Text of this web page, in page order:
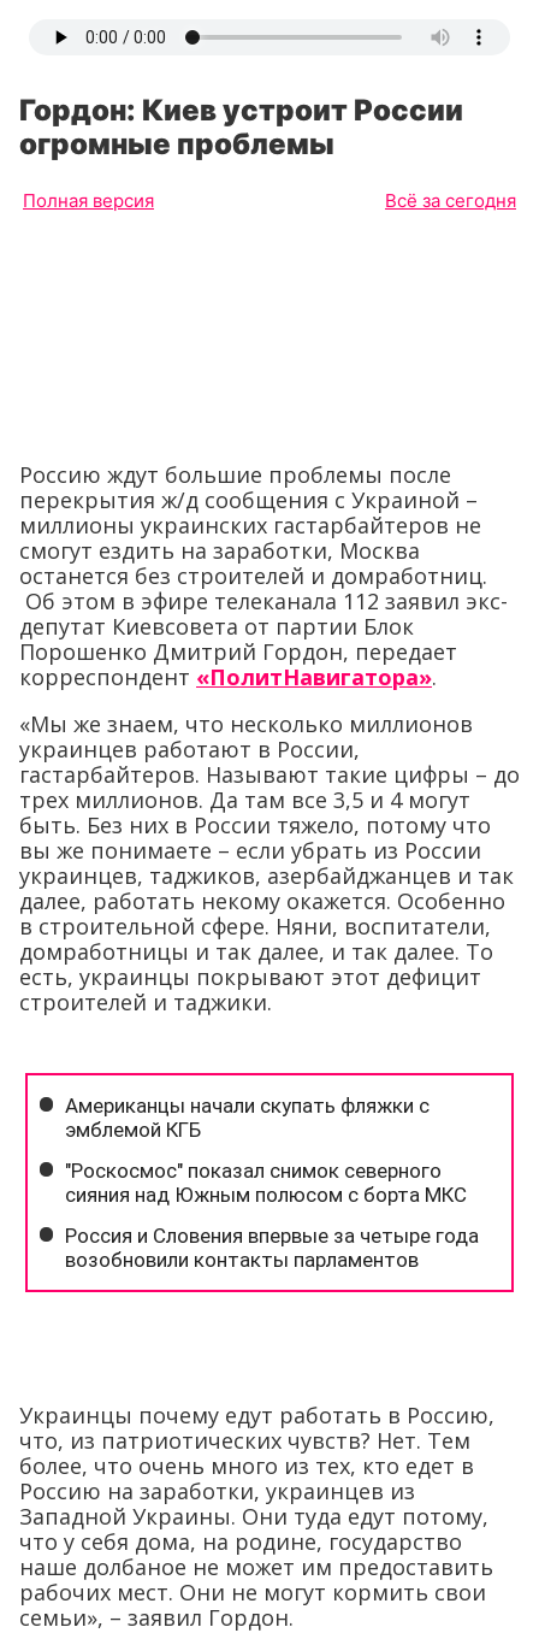
Гордон: Киев устроит России
огромные проблемы
Полная версия Всё за сегодня
Россию ждут большие проблемы после
перекрытия ж/д сообщения с Украиной –
миллионы украинских гастарбайтеров не
смогут ездить на заработки, Москва
останется без строителей и домработниц.
Об этом в эфире телеканала 112 заявил экс-
депутат Киевсовета от партии Блок
Порошенко Дмитрий Гордон, передает
корреспондент «ПолитНавигатора».
«Мы же знаем, что несколько миллионов
украинцев работают в России,
гастарбайтеров. Называют такие цифры – до
трех миллионов. Да там все 3,5 и 4 могут
быть. Без них в России тяжело, потому что
вы же понимаете – если убрать из России
украинцев, таджиков, азербайджанцев и так
далее, работать некому окажется. Особенно
в строительной сфере. Няни, воспитатели,
домработницы и так далее, и так далее. То
есть, украинцы покрывают этот дефицит
строителей и таджики.
Украинцы почему едут работать в Россию,
что, из патриотических чувств? Нет. Тем
более, что очень много из тех, кто едет в
Россию на заработки, украинцев из
Западной Украины. Они туда едут потому,
что у себя дома, на родине, государство
наше долбаное не может им предоставить
рабочих мест. Они не могут кормить свои
семьи», – заявил Гордон.